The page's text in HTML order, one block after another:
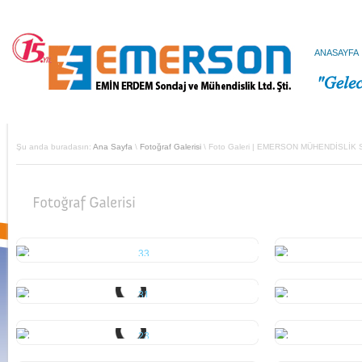
ANASAYFA
Şu anda buradasın: Ana Sayfa \ Fotoğraf Galerisi \ Foto Galeri | EMERSON